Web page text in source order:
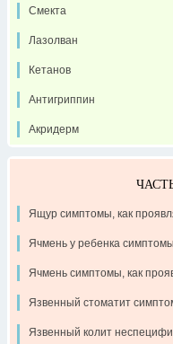
Смекта
Лазолван
Кетанов
Антигриппин
Акридерм
Ящур симптомы, как
Ячмень у ребенка
Ячмень симптомы, как
Язвенный стоматит
Язвенный колит